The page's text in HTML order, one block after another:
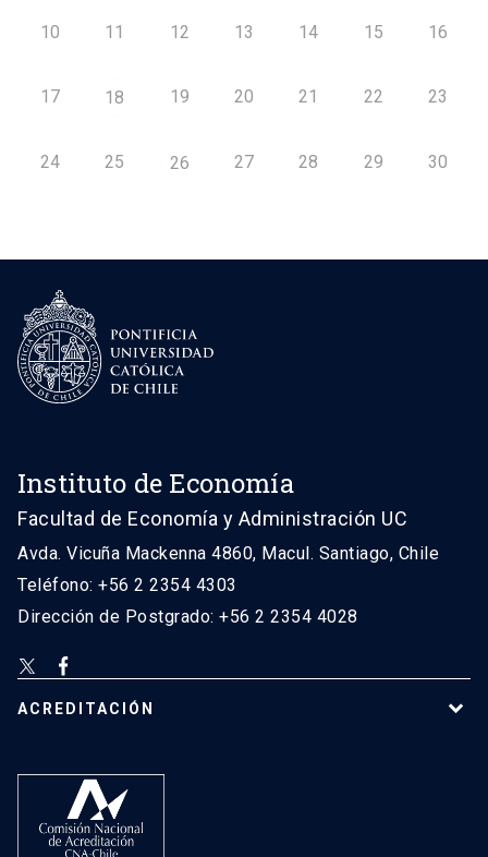
10 11 12 13 14 15 16
17 18 19 20 21 22 23
24 25 26 27 28 29 30
Instituto de Economía
Facultad de Economía y Administración UC
Avda. Vicuña Mackenna 4860, Macul. Santiago, Chile
Teléfono: +56 2 2354 4303
Dirección de Postgrado: +56 2 2354 4028
ACREDITACIÓN